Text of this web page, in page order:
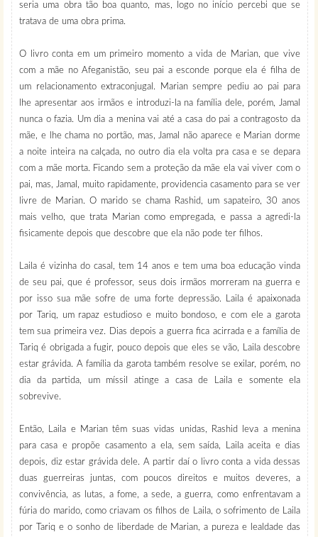
seria uma obra tão boa quanto, mas, logo no início percebi que se
tratava de uma obra prima.
O livro conta em um primeiro momento a vida de Marian, que vive
com a mãe no Afeganistão, seu pai a esconde porque ela é filha de
um relacionamento extraconjugal. Marian sempre pediu ao pai para
lhe apresentar aos irmãos e introduzi-la na família dele, porém, Jamal
nunca o fazia. Um dia a menina vai até a casa do pai a contragosto da
mãe, e lhe chama no portão, mas, Jamal não aparece e Marian dorme
a noite inteira na calçada, no outro dia ela volta pra casa e se depara
com a mãe morta. Ficando sem a proteção da mãe ela vai viver com o
pai, mas, Jamal, muito rapidamente, providencia casamento para se ver
livre de Marian. O marido se chama Rashid, um sapateiro, 30 anos
mais velho, que trata Marian como empregada, e passa a agredi-la
fisicamente depois que descobre que ela não pode ter filhos.
Laila é vizinha do casal, tem 14 anos e tem uma boa educação vinda
de seu pai, que é professor, seus dois irmãos morreram na guerra e
por isso sua mãe sofre de uma forte depressão. Laila é apaixonada
por Tariq, um rapaz estudioso e muito bondoso, e com ele a garota
tem sua primeira vez. Dias depois a guerra fica acirrada e a família de
Tariq é obrigada a fugir, pouco depois que eles se vão, Laila descobre
estar grávida. A família da garota também resolve se exilar, porém, no
dia da partida, um míssil atinge a casa de Laila e somente ela
sobrevive.
Então, Laila e Marian têm suas vidas unidas, Rashid leva a menina
para casa e propõe casamento a ela, sem saída, Laila aceita e dias
depois, diz estar grávida dele. A partir daí o livro conta a vida dessas
duas guerreiras juntas, com poucos direitos e muitos deveres, a
convivência, as lutas, a fome, a sede, a guerra, como enfrentavam a
fúria do marido, como criavam os filhos de Laila, o sofrimento de Laila
por Tariq e o sonho de liberdade de Marian, a pureza e lealdade das